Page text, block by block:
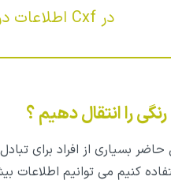
در Cxf اطلاعات در
را انتقال دهیم ؟